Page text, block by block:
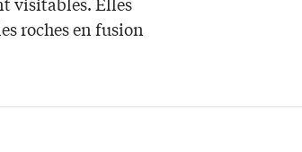
roches en fusion